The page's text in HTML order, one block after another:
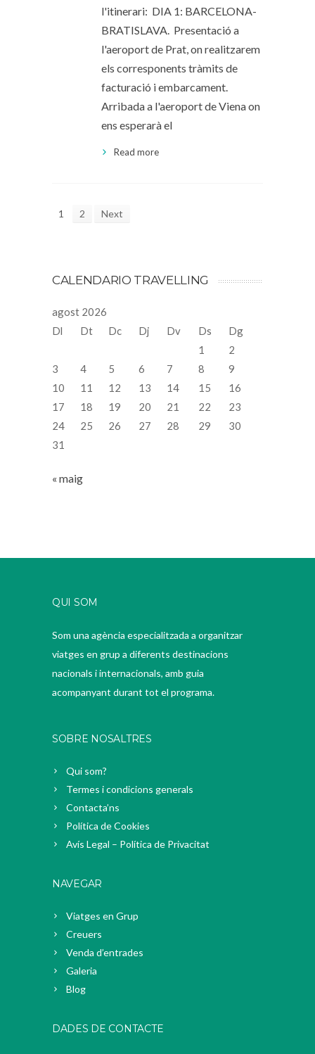
l'itinerari: DIA 1: BARCELONA-
BRATISLAVA. Presentació a
l'aeroport de Prat, on realitzarem
els corresponents tràmits de
facturació i embarcament.
Arribada a l'aeroport de Viena on
ens esperarà el
Read more
1 2 Next
CALENDARIO TRAVELLING
agost 2026
Dl
Dt Dc Dj Dv Ds
Dg
1
2
3
4 5 6 7 8
9
10
11 12 13 14 15
16
17
18 19 20 21 22
23
24
25 26 27 28 29
30
31
« maig
QUI SOM
Som una agència especialitzada a organitzar
viatges en grup a diferents destinacions
nacionals i internacionals, amb guia
acompanyant durant tot el programa.
SOBRE NOSALTRES
Qui som?
Termes i condicions generals
Contacta’ns
Política de Cookies
Avís Legal – Política de Privacitat
NAVEGAR
Viatges en Grup
Creuers
Venda d’entrades
Galeria
Blog
DADES DE CONTACTE